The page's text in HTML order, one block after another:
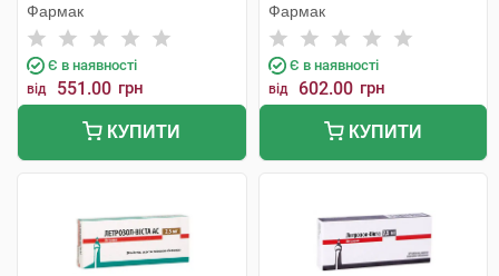
Фармак
Є в наявності
від 551.00 грн
КУПИТИ
Фармак
Є в наявності
від 602.00 грн
КУПИТИ